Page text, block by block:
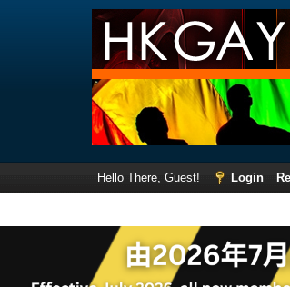
Hello There, Guest! Login